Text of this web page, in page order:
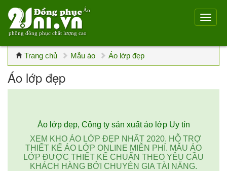
Áo
phông đồng phục chất lượng cao
Trang chủ Mẫu áo Áo lớp đẹp
Áo lớp đẹp
Áo lớp đẹp, Công ty sản xuất áo lớp Uy tín
XEM KHO ÁO LỚP ĐẸP NHẤT 2020. HỖ TRỢ
THIẾT KẾ ÁO LỚP ONLINE MIỄN PHÍ. MẪU ÁO
LỚP ĐƯỢC THIẾT KẾ CHUẨN THEO YÊU CẦU
KHÁCH HÀNG BỞI CHUYÊN GIA TÀI NĂNG.